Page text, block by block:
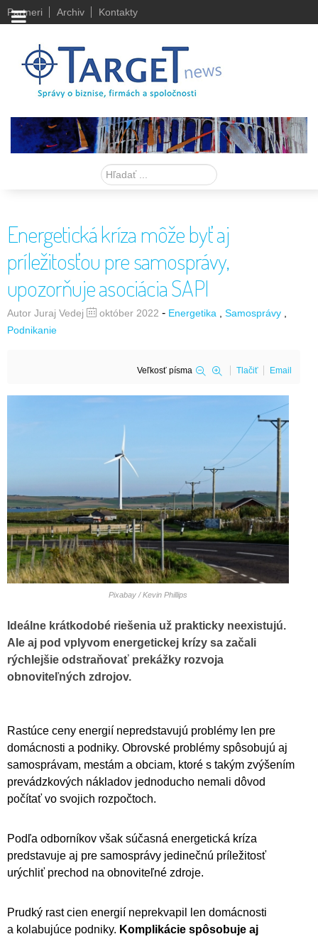
Partneri Archiv Kontakty
Hľadať
Energetická kríza môže byť aj
príležitosťou pre samosprávy,
upozorňuje asociácia SAPI
Autor Juraj Vedej október 2022 - Energetika
Samosprávy
Podnikanie
Veľkosť písma Tlačiť Email
Pixabay / Kevin Phillips
Ideálne krátkodobé riešenia už prakticky neexistujú.
Ale aj pod vplyvom energetickej krízy sa začali
rýchlejšie odstraňovať prekážky rozvoja
obnoviteľných zdrojov.
Rastúce ceny energií nepredstavujú problémy len pre
domácnosti a podniky. Obrovské problémy spôsobujú aj
samosprávam, mestám a obciam, ktoré s takým zvýšením
prevádzkových nákladov jednoducho nemali dôvod
počítať vo svojich rozpočtoch.
Podľa odborníkov však súčasná energetická kríza
predstavuje aj pre samosprávy jedinečnú príležitosť
urýchliť prechod na obnoviteľné zdroje.
Prudký rast cien energií neprekvapil len domácnosti
a kolabujúce podniky. Komplikácie spôsobuje aj